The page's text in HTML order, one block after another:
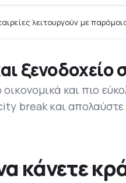
λειτουργούν με
ξενοδοχείο
και πιο
break και απολαύστε
να κάνετε